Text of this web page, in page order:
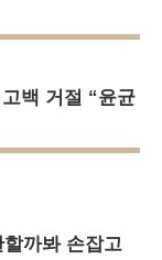
백 거절 “윤균
까봐 손잡고